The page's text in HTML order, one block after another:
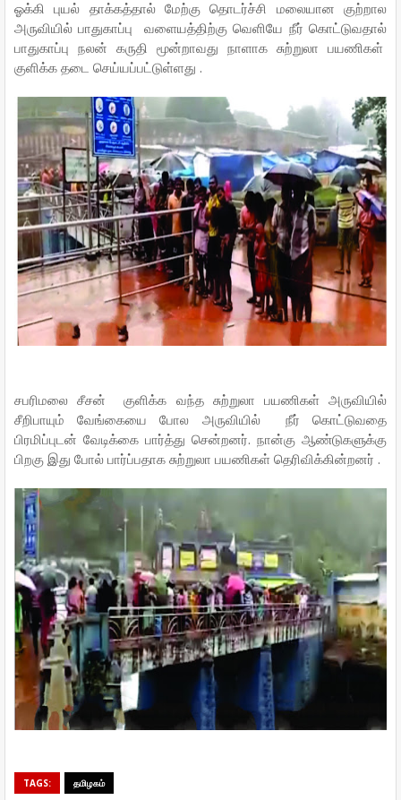
ஓக்கி புயல் தாக்கத்தால் மேற்கு தொடர்ச்சி மலையான குற்றால
அருவியில் பாதுகாப்பு வளையத்திற்கு வெளியே நீர் கொட்டுவதால்
பாதுகாப்பு நலன் கருதி மூன்றாவது நாளாக சுற்றுலா பயணிகள்
குளிக்க தடை செய்யப்பட்டுள்ளது .
சபரிமலை சீசன் குளிக்க வந்த சுற்றுலா பயணிகள் அருவியில்
சீறிபாயும் வேங்கையை போல அருவியில் நீர் கொட்டுவதை
பிரமிப்புடன் வேடிக்கை பார்த்து சென்றனர். நான்கு ஆண்டுகளுக்கு
பிறகு இது போல் பார்ப்பதாக சுற்றுலா பயணிகள் தெரிவிக்கின்றனர் .
TAGS: தமிழகம்